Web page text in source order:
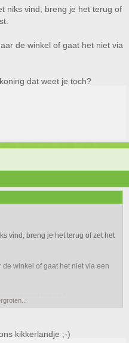
niks vind, breng je het terug of
de winkel of gaat het niet via
dat weet je toch?
vind, breng je het terug of zet het
winkel of gaat het niet via een
dat weet je toch?
kikkerlandje ;-)